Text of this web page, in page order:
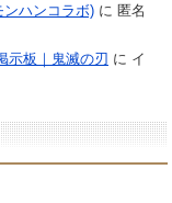
ンハンコラボ)に 匿名
示板｜鬼滅の刃 に イ